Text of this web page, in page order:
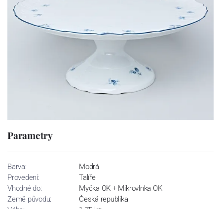
Parametry
Barva:
Modrá
Provedení:
Talíře
Vhodné do:
Myčka OK + Mikrovlnka OK
Země původu:
Česká republika